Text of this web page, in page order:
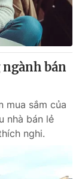
AI
bán
mua sắm của
nhà bán lẻ
nghi.